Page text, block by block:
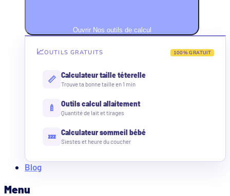
Ouvrir Nos outils de calcul
📈OUTILS GRATUITS 100% GRATUIT
📏 Calculateur taille téterelle
Trouve ta bonne taille en 1 min
🍼 Outils calcul allaitement
Quantité de lait et tirages
💤 Calculateur sommeil bébé
Siestes et heure du coucher
Blog
Menu